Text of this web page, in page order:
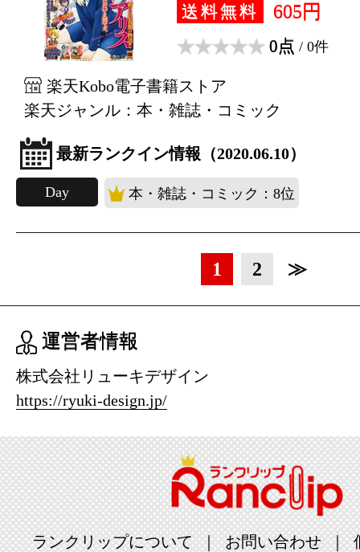
送料無料 605円
0点 / 0件
楽天Kobo電子書籍ストア
楽天ジャンル：本・雑誌・コミック
最新ランクイン情報（2020.06.10）
Day 本・雑誌・コミック：8位
1 2 ≫
運営者情報
株式会社リューキデザイン
https://ryuki-design.jp/
ランクリップについて お問い合わせ